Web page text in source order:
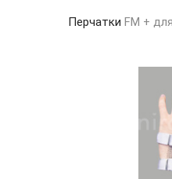
Перчатки FM + для